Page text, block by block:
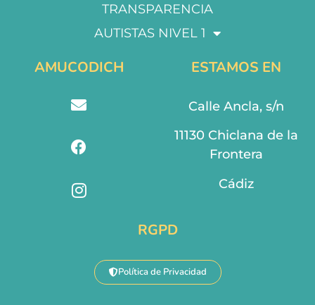
TRANSPARENCIA
AUTISTAS NIVEL 1
AMUCODICH ESTAMOS EN
Calle Ancla, s/n
11130 Chiclana de la
Frontera
Cádiz
RGPD
Política de Privacidad